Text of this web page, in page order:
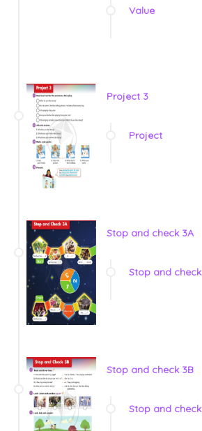
Value
Project 3
Project
Stop and check 3A
Stop and check
Stop and check 3B
Stop and check